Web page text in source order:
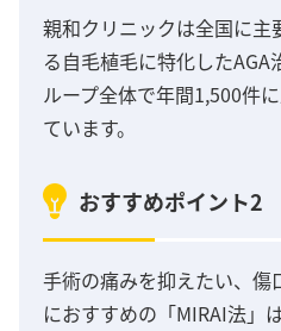
親和クリニックは全国に主
る自毛植毛に特化した
ループ全体で年間1,500件
ています。
おすすめポイント2
手術の痛みを抑えたい、
におすすめの「MIRAI法」